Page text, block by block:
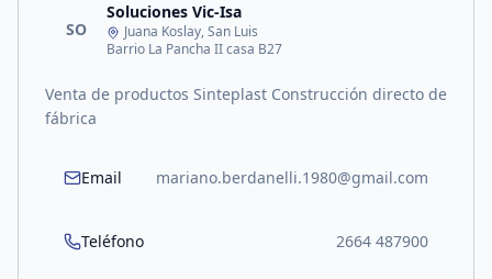
SO
Soluciones Vic-Isa
Juana Koslay, San Luis
Barrio La Pancha II casa B27
Venta de productos Sinteplast Construcción directo de
fábrica
Email mariano.berdanelli.1980@gmail.com
Teléfono 2664 487900